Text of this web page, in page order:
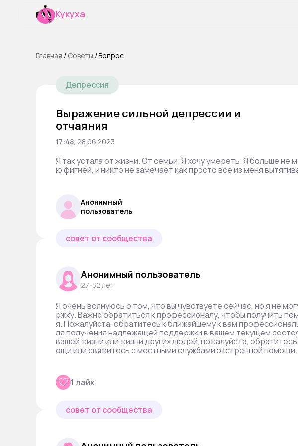
Кукуха
Главная / Cоветы /Вопрос
Депрессия
Выражение сильной депрессии и
отчаяния
17:48, 28.06.2023
Я так устала от жизни. От семьи. Я хочу умереть. Я больше не
ю фигнёй, и никто не замечает как просто все из меня
Анонимный
пользователь
совет от сообщества
Анонимный пользователь
27-32 лет
Я очень волнуюсь о том, что вы чувствуете сейчас, но я не
ржку. Важно обратиться к профессионалу, чтобы получить
я. Пожалуйста, обратитесь к ближайшему к вам
ля получения надлежащей поддержки в вашем текущем
вашей жизни или жизни других людей, пожалуйста,
ощи или свяжитесь с местными службами экстренной помощи.
1 лайк
совет от сообщества